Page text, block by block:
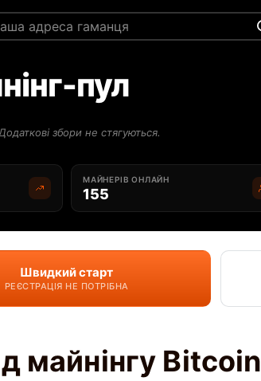
пул
збори не стягуються.
МАЙНЕРІВ ОНЛАЙН
155
Швидкий старт
РЕЄСТРАЦІЯ НЕ ПОТРІБНА
майнінгу Bitcoin